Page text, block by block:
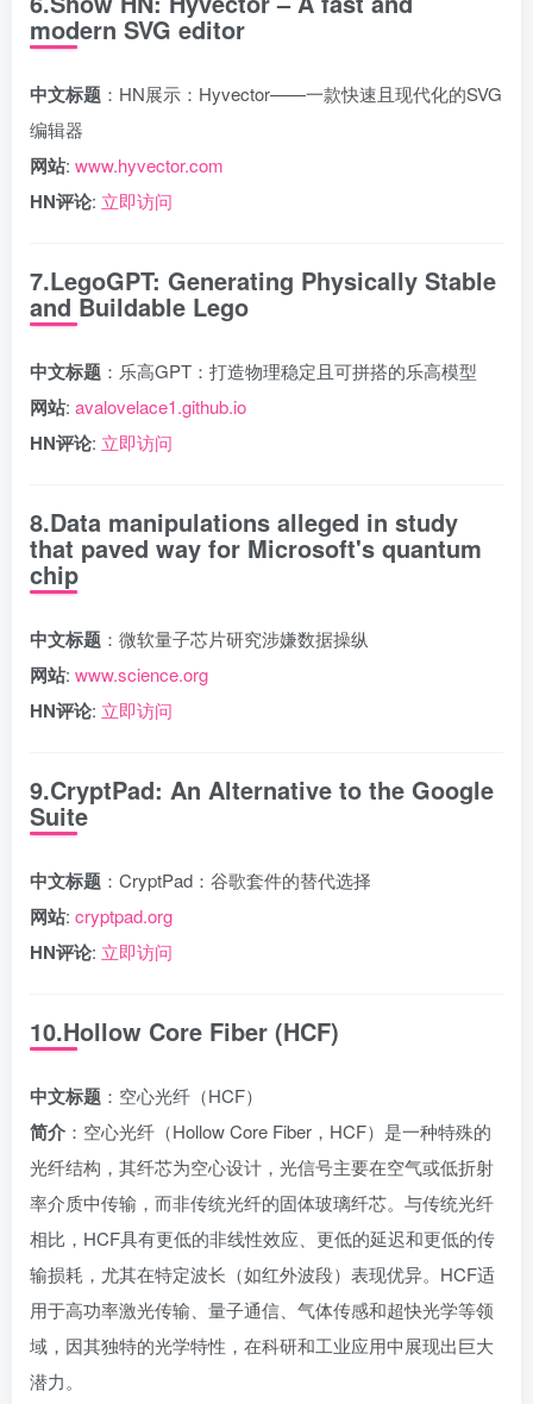
modern SVG editor
中文标题 ：HN展示：Hyvector——一款快速且现代化的SVG
编辑器
网站: www.hyvector.com
HN评论: 立即访问
7.LegoGPT: Generating Physically Stable
and Buildable Lego
中文标题 ：乐高GPT：打造物理稳定且可拼搭的乐高模型
网站: avalovelace1.github.io
HN评论: 立即访问
8.Data manipulations alleged in study
that paved way for Microsoft's quantum
chip
中文标题 ：微软量子芯片研究涉嫌数据操纵
网站: www.science.org
HN评论: 立即访问
9.CryptPad: An Alternative to the Google
Suite
中文标题 ：CryptPad：谷歌套件的替代选择
网站: cryptpad.org
HN评论: 立即访问
10.Hollow Core Fiber (HCF)
中文标题 ：空心光纤（HCF）
简介 ：空心光纤（Hollow Core Fiber，HCF）是一种特殊的
光纤结构，其纤芯为空心设计，光信号主要在空气或低折射
率介质中传输，而非传统光纤的固体玻璃纤芯。与传统光纤
相比，HCF具有更低的非线性效应、更低的延迟和更低的传
输损耗，尤其在特定波长（如红外波段）表现优异。HCF适
用于高功率激光传输、量子通信、气体传感和超快光学等领
域，因其独特的光学特性，在科研和工业应用中展现出巨大
潜力。